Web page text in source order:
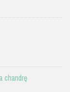
chandrę